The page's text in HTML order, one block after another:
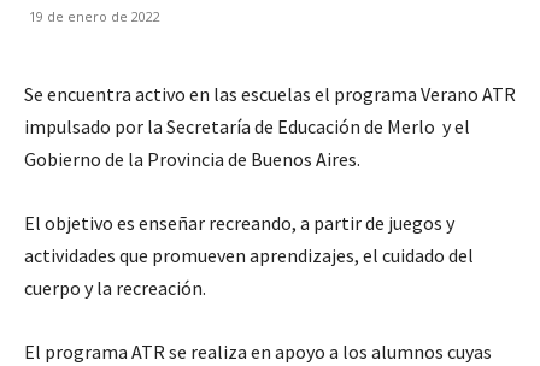
19 de enero de 2022
Se encuentra activo en las escuelas el programa Verano ATR
impulsado por la Secretaría de Educación de Merlo y el
Gobierno de la Provincia de Buenos Aires.
El objetivo es enseñar recreando, a partir de juegos y
actividades que promueven aprendizajes, el cuidado del
cuerpo y la recreación.
El programa ATR se realiza en apoyo a los alumnos cuyas